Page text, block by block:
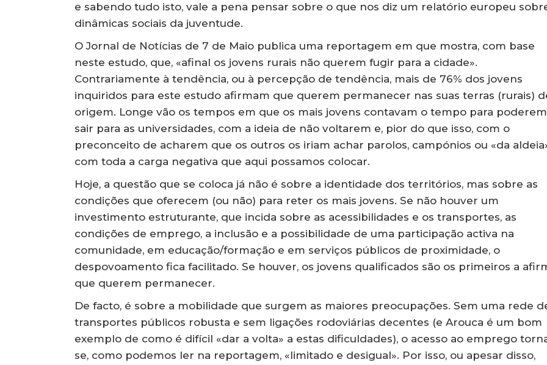
e sabendo tudo isto, vale a pena pensar sobre o que nos diz um relatório europeu
dinâmicas sociais da juventude.
O Jornal de Notícias de 7 de Maio publica uma reportagem em que mostra, com base
neste estudo, que, «afinal os jovens rurais não querem fugir para a cidade».
Contrariamente à tendência, ou à percepção de tendência, mais de 76% dos jovens
inquiridos para este estudo afirmam que querem permanecer nas suas terras (rurais)
origem. Longe vão os tempos em que os mais jovens contavam o tempo para poderem
sair para as universidades, com a ideia de não voltarem e, pior do que isso, com o
preconceito de acharem que os outros os iriam achar parolos, campónios ou «da
com toda a carga negativa que aqui possamos colocar.
Hoje, a questão que se coloca já não é sobre a identidade dos territórios, mas sobre as
condições que oferecem (ou não) para reter os mais jovens. Se não houver um
investimento estruturante, que incida sobre as acessibilidades e os transportes, as
condições de emprego, a inclusão e a possibilidade de uma participação activa na
comunidade, em educação/formação e em serviços públicos de proximidade, o
despovoamento fica facilitado. Se houver, os jovens qualificados são os primeiros a
que querem permanecer.
De facto, é sobre a mobilidade que surgem as maiores preocupações. Sem uma rede
transportes públicos robusta e sem ligações rodoviárias decentes (e Arouca é um bom
exemplo de como é difícil «dar a volta» a estas dificuldades), o acesso ao emprego
se, como podemos ler na reportagem, «limitado e desigual». Por isso, ou apesar disso,